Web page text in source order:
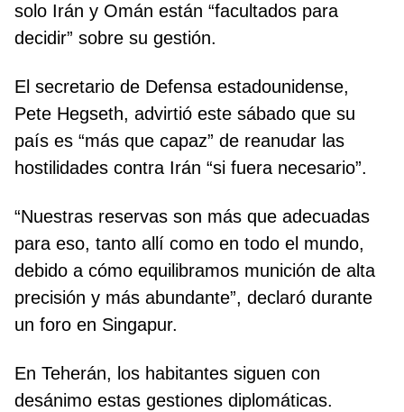
solo Irán y Omán están “facultados para
decidir” sobre su gestión.
El secretario de Defensa estadounidense,
Pete Hegseth, advirtió este sábado que su
país es “más que capaz” de reanudar las
hostilidades contra Irán “si fuera necesario”.
“Nuestras reservas son más que adecuadas
para eso, tanto allí como en todo el mundo,
debido a cómo equilibramos munición de alta
precisión y más abundante”, declaró durante
un foro en Singapur.
En Teherán, los habitantes siguen con
desánimo estas gestiones diplomáticas.